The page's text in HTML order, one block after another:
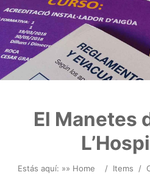
El Manetes
Estás aquí: »» Home / Items /